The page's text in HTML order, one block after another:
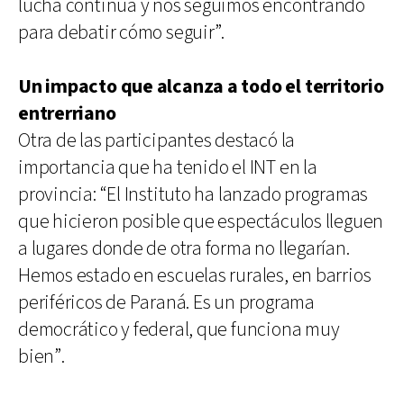
lucha continúa y nos seguimos encontrando
para debatir cómo seguir”.
Un impacto que alcanza a todo el territorio
entrerriano
Otra de las participantes destacó la
importancia que ha tenido el INT en la
provincia: “El Instituto ha lanzado programas
que hicieron posible que espectáculos lleguen
a lugares donde de otra forma no llegarían.
Hemos estado en escuelas rurales, en barrios
periféricos de Paraná. Es un programa
democrático y federal, que funciona muy
bien”.